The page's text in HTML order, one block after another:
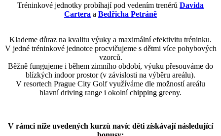
Tréninkové jednotky probíhají pod vedením trenérů Davida
Cartera a Bedřicha Petráně
Klademe důraz na kvalitu výuky a maximální efektivitu tréninku.
V jedné tréninkové jednotce procvičujeme s dětmi více pohybových
vzorců.
Běžně fungujeme i během zimního období, výuku přesouváme do
blízkých indoor prostor (v závislosti na výběru areálu).
V resortech Prague City Golf využíváme dle možností areálu
hlavní driving range i okolní chipping greeny.
V rámci níže uvedených kurzů navíc děti získávají následující